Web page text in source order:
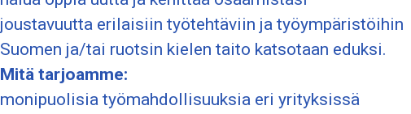
joustavuutta erilaisiin työtehtäviin ja työympäristöihin
Suomen ja/tai ruotsin kielen taito katsotaan eduksi.
Mitä tarjoamme:
monipuolisia työmahdollisuuksia eri yrityksissä